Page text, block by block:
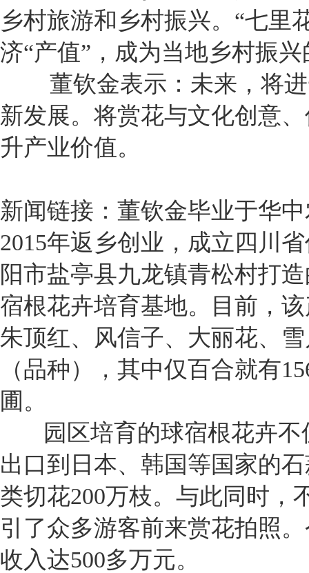
乡村旅游和乡村振兴。“七里
济“产值”，成为当地乡村振
董钦金表示：未来，将进
新发展。将赏花与文化创意
升产业价值。
新闻链接：董钦金毕业于华
2015年返乡创业，成立四川
阳市盐亭县九龙镇青松村打
宿根花卉培育基地。目前，
朱顶红、风信子、大丽花、
（品种），其中仅百合就有
圃。
园区培育的球宿根花卉不
出口到日本、韩国等国家的
类切花200万枝。与此同时，
引了众多游客前来赏花拍照
收入达500多万元。